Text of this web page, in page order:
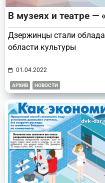
В музеях и театре —
Дзержинцы стали
области культуры
01.04.2022
АРХИВ НОВОСТИ